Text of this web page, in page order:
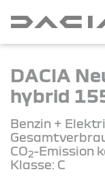
DACIA
hybrid
Benzin +
CO2-Emission
Klasse: C